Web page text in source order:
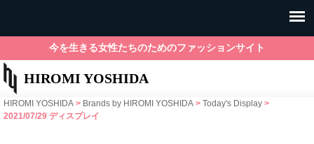
HIROMI YOSHIDA
今を生きる女性たちのためのファッションサイト
HIROMI YOSHIDA > Brands by HIROMI YOSHIDA > Today's Display >
2021/07/29 ディスプレイ